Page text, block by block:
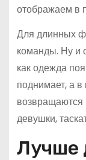
отображаем в
Для длинных
команды. Ну и
как одежда
поднимает, а в
возвращаются
девушки,
Лучше